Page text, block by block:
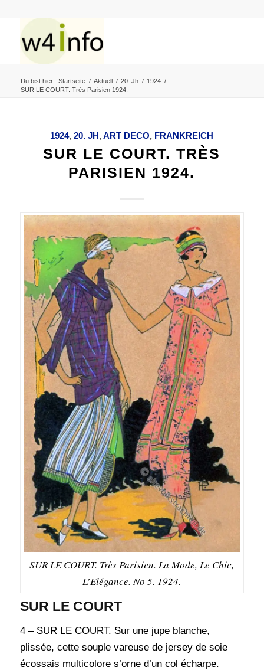
Du bist hier: Startseite / Aktuell / 20. Jh / 1924 /
SUR LE COURT. Très Parisien 1924.
1924,20. JH,ART DECO, FRANKREICH
SUR LE COURT. TRÈS
PARISIEN 1924.
SUR LE COURT. Très Parisien. La Mode, Le Chic,
L’Elégance. No 5. 1924.
SUR LE COURT
4 – SUR LE COURT. Sur une jupe blanche,
plissée, cette souple vareuse de jersey de soie
écossais multicolore s’orne d’un col écharpe.